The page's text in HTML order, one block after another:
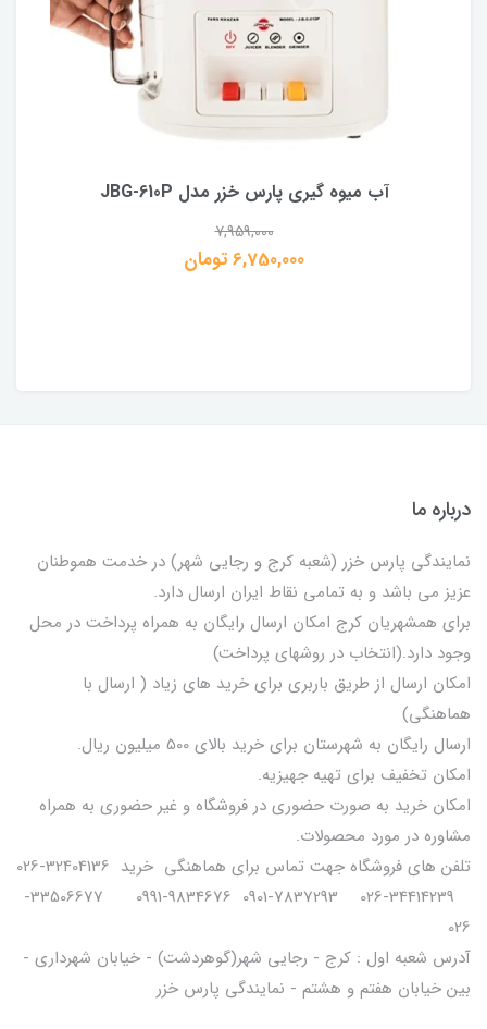
آب میوه گیری پارس خزر مدل JBG-610P
7,959,000
6,750,000 تومان
درباره ما
نمایندگی پارس خزر (شعبه کرج و رجایی شهر) در خدمت هموطنان
عزیز می باشد و به تمامی نقاط ایران ارسال دارد.
برای همشهریان کرج امکان ارسال رایگان به همراه پرداخت در محل
وجود دارد.(انتخاب در روشهای پرداخت)
امکان ارسال از طریق باربری برای خرید های زیاد ( ارسال با
هماهنگی)
ارسال رایگان به شهرستان برای خرید بالای 500 میلیون ریال.
امکان تخفیف برای تهیه جهیزیه.
امکان خرید به صورت حضوری در فروشگاه و غیر حضوری به همراه
مشاوره در مورد محصولات.
تلفن های فروشگاه جهت تماس برای هماهنگی خرید 32404136-026
34414239-026 7837293-0901 9834676-0991 33506677-
026
آدرس شعبه اول : کرج - رجایی شهر(گوهردشت) - خیابان شهرداری -
بین خیابان هفتم و هشتم - نمایندگی پارس خزر